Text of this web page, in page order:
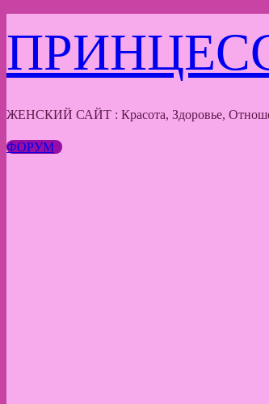
к
содержимому
ЖЕНСКИЙ САЙТ : Красота, Здоровье,
ФОРУМ